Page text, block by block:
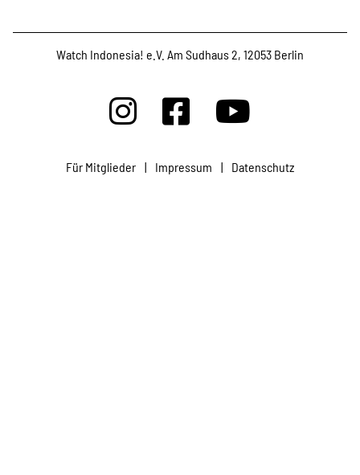
Publikationen
Projekte
Watch Indonesia! e.V. Am Sudhaus 2, 12053 Berlin
Für Mitglieder | Impressum | Datenschutz